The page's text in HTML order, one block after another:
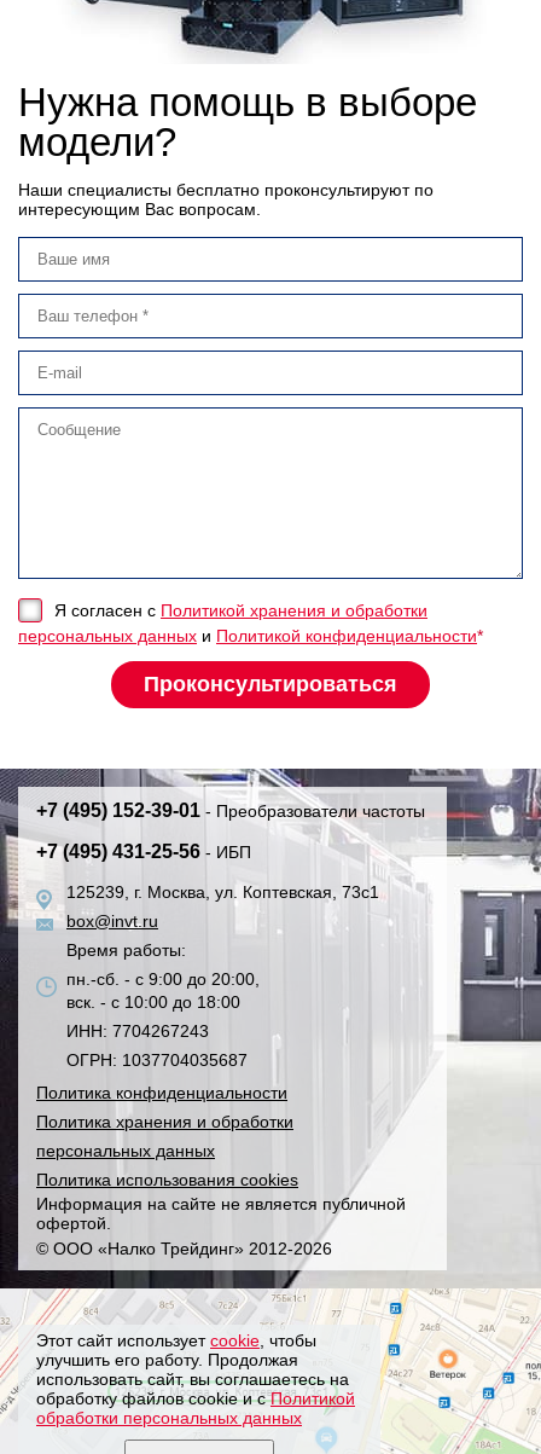
Нужна помощь в выборе
модели?
Наши специалисты бесплатно проконсультируют по
интересующим Вас вопросам.
Я согласен с Политикой хранения и обработки
персональных данных и Политикой конфиденциальности*
+7 (495) 152-39-01 - Преобразователи частоты
+7 (495) 431-25-56 - ИБП
125239, г. Москва, ул. Коптевская, 73с1
box@invt.ru
Время работы:
пн.-сб. - с 9:00 до 20:00,
вск. - с 10:00 до 18:00
ИНН: 7704267243
ОГРН: 1037704035687
Политика конфиденциальности
Политика хранения и обработки
персональных данных
Политика использования cookies
Информация на сайте не является публичной
офертой.
© ООО «Налко Трейдинг» 2012-2026
Этот сайт используетcookie , чтобы
улучшить его работу. Продолжая
использовать сайт, вы соглашаетесь на
обработку файлов cookie и сПолитикой
обработки персональных данных